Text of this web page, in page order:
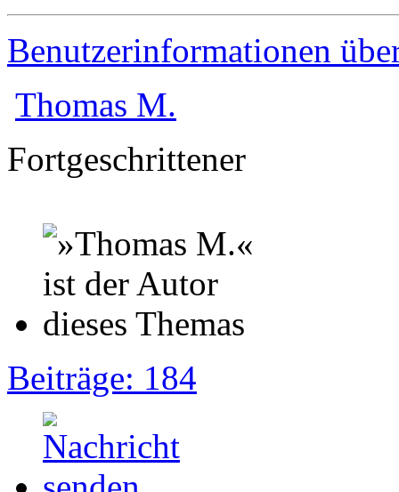
Benutzerinformationen
Thomas M.
Fortgeschrittener
Beiträge: 184